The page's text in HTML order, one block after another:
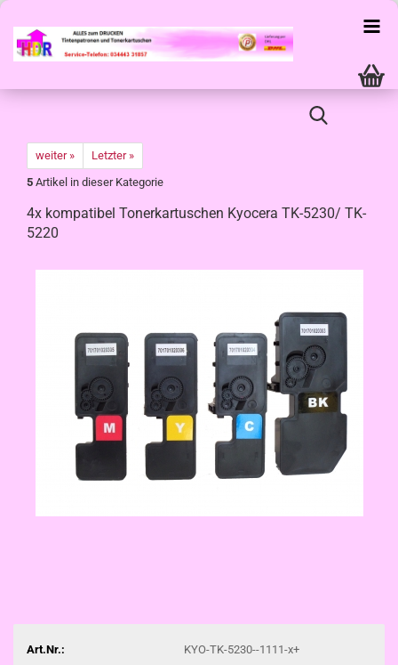
weiter »
Letzter »
5 Artikel in dieser Kategorie
4x kompatibel Tonerkartuschen Kyocera TK-5230/ TK-
5220
Art.Nr.:
KYO-TK-5230--1111-x+